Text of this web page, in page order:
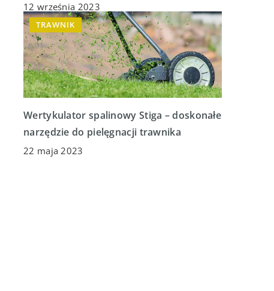
12 września 2023
TRAWNIK
Wertykulator spalinowy Stiga – doskonałe
narzędzie do pielęgnacji trawnika
22 maja 2023